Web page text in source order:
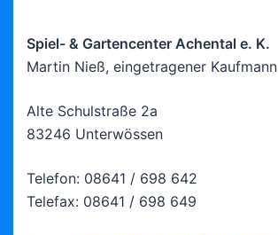
Spiel- & Gartencenter Achental e. K.
Martin Nieß, eingetragener Kaufmann
Alte Schulstraße 2a
83246 Unterwössen
Telefon: 08641 / 698 642
Telefax: 08641 / 698 649